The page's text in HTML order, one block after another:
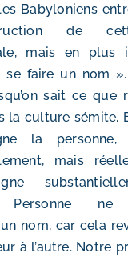
Babyloniens
de
mais en
faire un nom
sait ce que
la culture sémite.
la
mais
Personne ne
nom, car cela
à l’autre. Notre